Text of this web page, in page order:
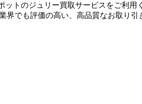
ットのジュリー買取サービスをご利
界でも評価の高い、高品質なお取り